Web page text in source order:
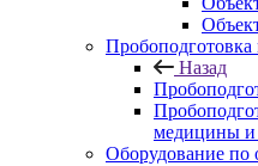
Назад
медицины и
Оборудование по